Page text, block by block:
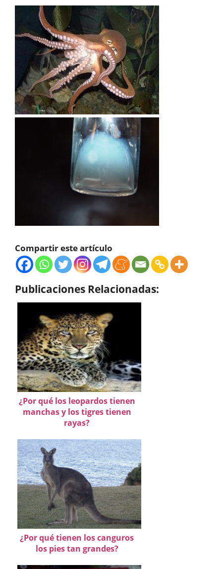
Compartir este artículo
Publicaciones Relacionadas:
¿Por qué los leopardos tienen
manchas y los tigres tienen
rayas?
¿Por qué tienen los canguros
los pies tan grandes?